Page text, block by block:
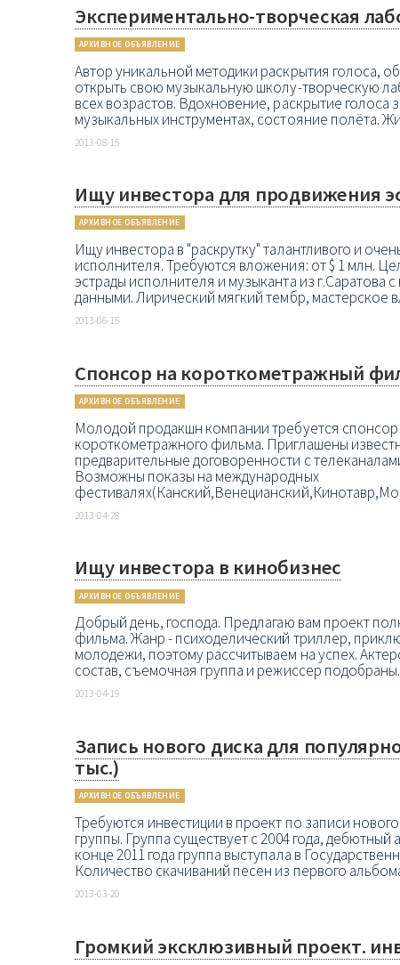
Экспериментально-творческая
АРХИВНОЕ ОБЪЯВЛЕНИЕ
Автор уникальной методики раскрытия голоса,
открыть свою музыкальную школу-творческую
всех возрастов. Вдохновение, раскрытие голоса
музыкальных инструментах, состояние полёта.
2013-08-15
Ищу инвестора для продвижения
АРХИВНОЕ ОБЪЯВЛЕНИЕ
Ищу инвестора в "раскрутку" талантливого и
исполнителя. Требуются вложения: от $ 1 млн.
эстрады исполнителя и музыканта из г.Саратова
данными. Лирический мягкий тембр, мастерское
2013-06-15
Спонсор на короткометражный
АРХИВНОЕ ОБЪЯВЛЕНИЕ
Молодой продакшн компании требуется спонсор
короткометражного фильма. Приглашены
предварительные договоренности с
Возможны показы на международных
2013-04-28
Ищу инвестора в кинобизнес
АРХИВНОЕ ОБЪЯВЛЕНИЕ
Добрый день, господа. Предлагаю вам проект
фильма. Жанр - психоделический триллер,
молодежи, поэтому рассчитываем на успех.
состав, съемочная группа и режиссер
2013-04-19
Запись нового диска для
тыс.)
АРХИВНОЕ ОБЪЯВЛЕНИЕ
Требуются инвестиции в проект по записи
группы. Группа существует с 2004 года,
конце 2011 года группа выступала в
Количество скачиваний песен из первого
2013-03-20
Громкий эксклюзивный проект.